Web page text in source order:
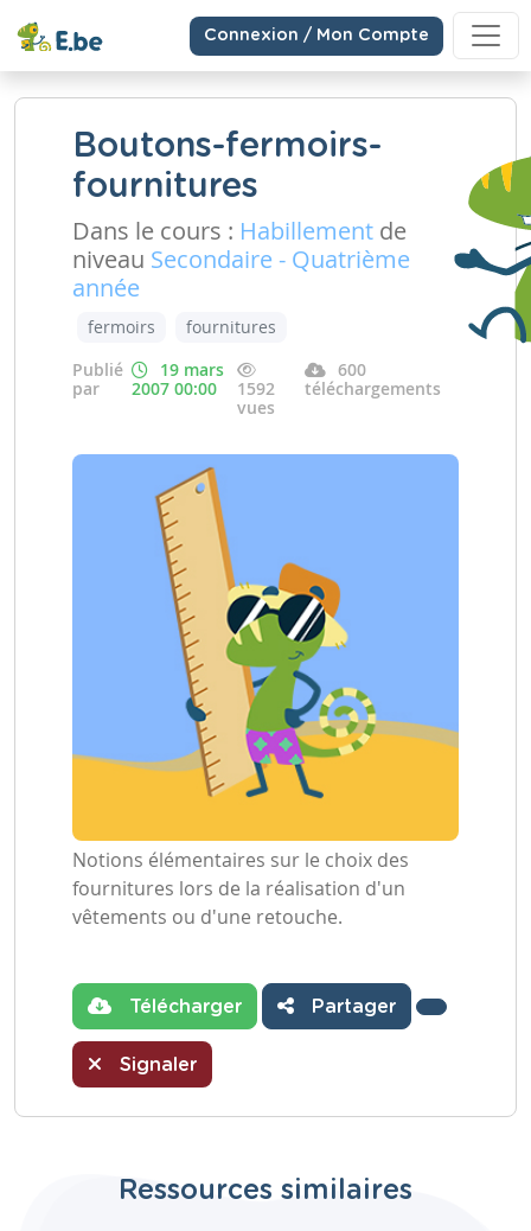
Connexion / Mon Compte
Boutons-fermoirs-
fournitures
Dans le cours : Habillement de
niveau Secondaire - Quatrième
année
fermoirs
fournitures
Publié
par
19 mars
2007 00:00
1592
vues
600
téléchargements
Notions élémentaires sur le choix des
fournitures lors de la réalisation d'un
vêtements ou d'une retouche.
Télécharger Partager
Signaler
Ressources similaires